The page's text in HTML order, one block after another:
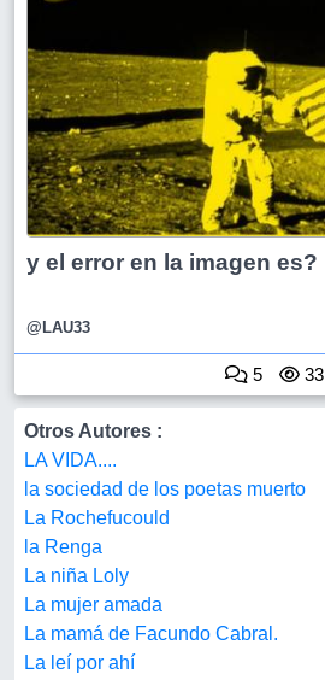
y el error en la imagen es?
@LAU33
5 33
Otros Autores :
LA VIDA....
la sociedad de los poetas muerto
La Rochefucould
la Renga
La niña Loly
La mujer amada
La mamá de Facundo Cabral.
La leí por ahí